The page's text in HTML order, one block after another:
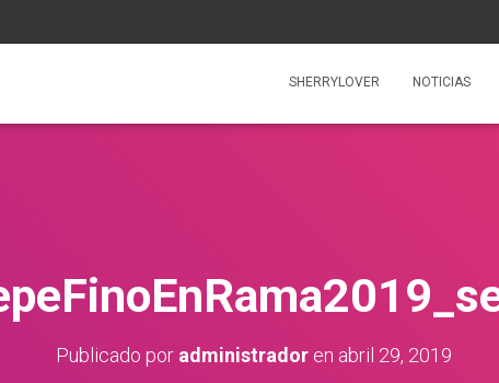
SHERRYLOVER NOTICIAS
Publicado por administrador en abril 29, 2019